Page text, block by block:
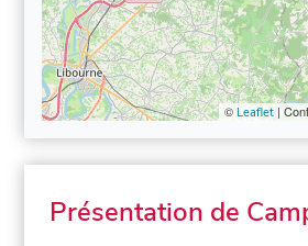
© Leaflet|
Présentation de